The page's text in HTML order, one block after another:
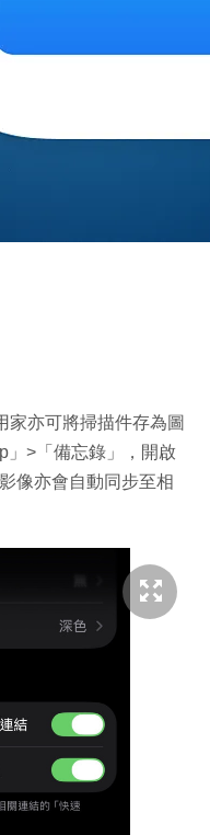
家亦可將掃描件存為圖
」>「備忘錄」，開啟
像亦會自動同步至相